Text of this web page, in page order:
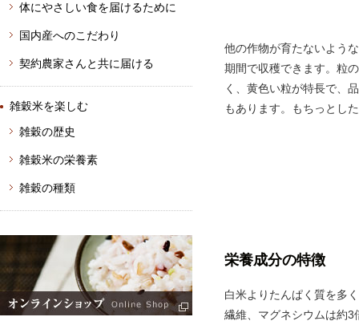
他の作物が育たないよう
期間で収穫できます。粒
く、黄色い粒が特長で、
もあります。もちっとし
栄養成分の特徴
白米よりたんぱく質を多
繊維、マグネシウムは約
体にやさしい食を届けるために
国内産へのこだわり
契約農家さんと共に届ける
雑穀米を楽しむ
雑穀の歴史
雑穀米の栄養素
雑穀の種類